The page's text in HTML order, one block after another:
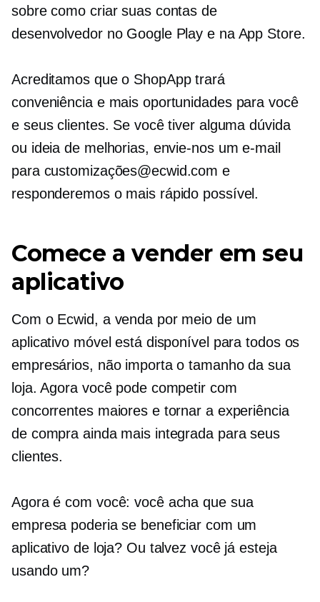
sobre como criar suas contas de
desenvolvedor no Google Play e na App Store.
Acreditamos que o ShopApp trará
conveniência e mais oportunidades para você
e seus clientes. Se você tiver alguma dúvida
ou ideia de melhorias, envie-nos um e-mail
para customizações@ecwid.com e
responderemos o mais rápido possível.
Comece a vender em seu
aplicativo
Com o Ecwid, a venda por meio de um
aplicativo móvel está disponível para todos os
empresários, não importa o tamanho da sua
loja. Agora você pode competir com
concorrentes maiores e tornar a experiência
de compra ainda mais integrada para seus
clientes.
Agora é com você: você acha que sua
empresa poderia se beneficiar com um
aplicativo de loja? Ou talvez você já esteja
usando um?